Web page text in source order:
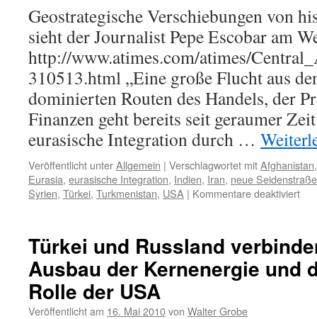
um
die
künftige
Gasversorgung
Geostrategische Verschiebungen von
sieht der Journalist Pepe Escobar am
http://www.atimes.com/atimes/
310513.html „Eine große Flucht aus
dominierten Routen des Handels, der
Finanzen geht bereits seit geraumer
eurasische Integration durch …
Veröffentlicht unterAllgemein | Verschlagwortet mitAfghanistan
Eurasia, eurasische Integration, Indien, Iran, neue Seidenstraße
Syrien, Türkei, Turkmenistan, USA | Kommentare deaktiviertfür
–
Türkei und Russland
Ausbau der Kernenergie und
Rolle der USA
Veröffentlicht am 16. Mai 2010von Walter Grobe